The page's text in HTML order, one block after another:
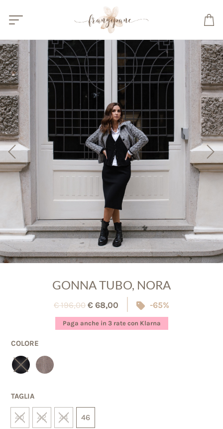
GONNA TUBO, NORA
€196,00 € 68,00 -65%
Paga anche in 3 rate con Klarna
COLORE
TAGLIA
40 42 44 46